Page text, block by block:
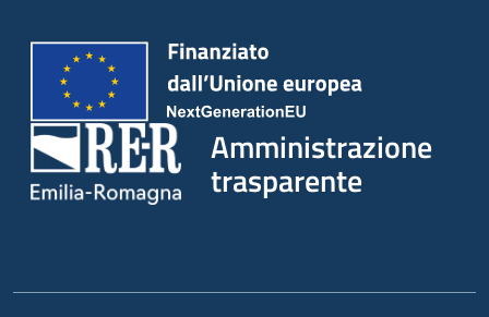
Amministrazione
trasparente